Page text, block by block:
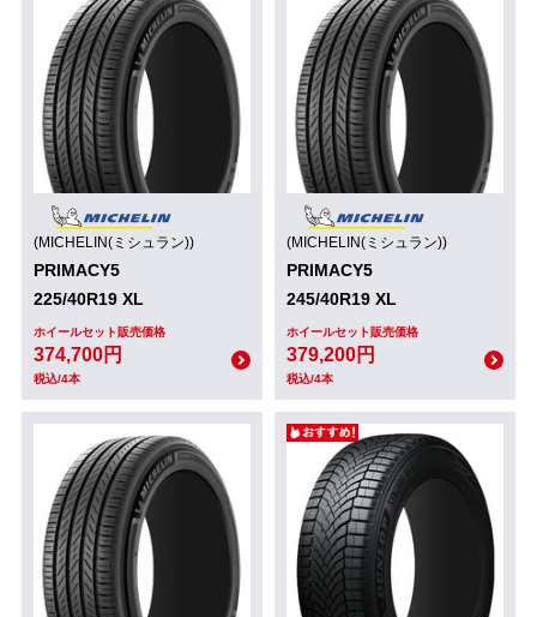
(MICHELIN(ミシュラン))
PRIMACY5
225/40R19 XL
ホイールセット販売価格
374,700円
税込/4本
(MICHELIN(ミシュラン))
PRIMACY5
245/40R19 XL
ホイールセット販売価格
379,200円
税込/4本